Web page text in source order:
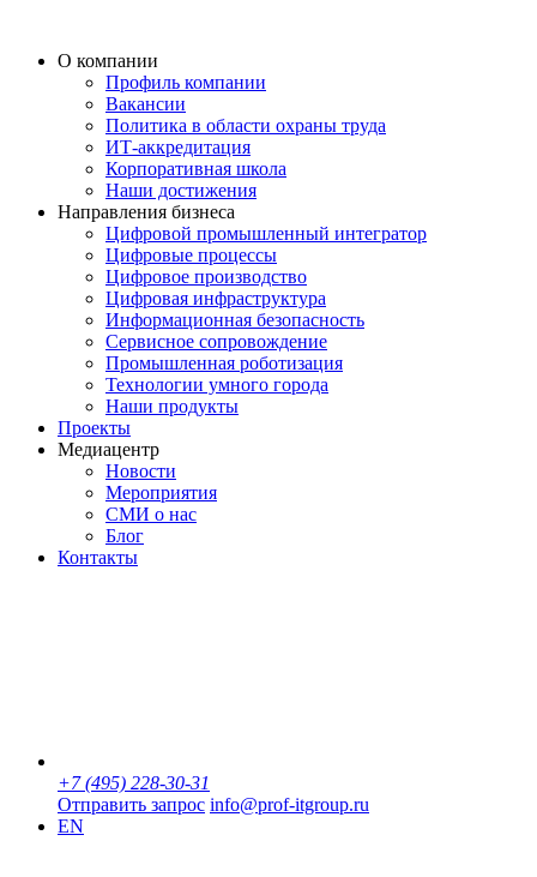
О компании
Профиль компании
Вакансии
Политика в области охраны труда
ИТ-аккредитация
Корпоративная школа
Наши достижения
Направления бизнеса
Цифровой промышленный интегратор
Цифровые процессы
Цифровое производство
Цифровая инфраструктура
Информационная безопасность
Сервисное сопровождение
Промышленная роботизация
Технологии умного города
Наши продукты
Проекты
Медиацентр
Новости
Мероприятия
СМИ о нас
Блог
Контакты
+7 (495) 228-30-31
Отправить запрос info@prof-itgroup.ru
EN